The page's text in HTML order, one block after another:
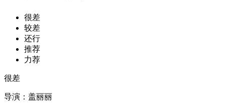
很差
较差
还行
推荐
力荐
很差
导演： 盖丽丽